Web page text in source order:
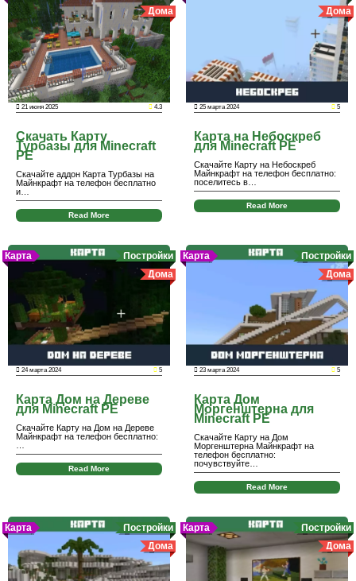
Дома
21 июня 2025 4.3
Скачать Карту
Турбазы для Minecraft
PE
Скачайте аддон Карта Турбазы на
Майнкрафт на телефон бесплатно
и…
Read More
Дома
25 марта 2024 5
Карта на Небоскреб
для Minecraft PE
Скачайте Карту на Небоскреб
Майнкрафт на телефон бесплатно:
поселитесь в…
Read More
Карта
Постройки
Дома
24 марта 2024 5
Карта Дом на Дереве
для Minecraft PE
Скачайте Карту на Дом на Дереве
Майнкрафт на телефон бесплатно:
Read More
Карта
Постройки
Дома
23 марта 2024 5
Карта Дом
Моргенштерна для
Minecraft PE
Скачайте Карту на Дом
Моргенштерна Майнкрафт на
телефон бесплатно:
почувствуйте…
Read More
Карта
Постройки
Дома
Карта
Постройки
Дома